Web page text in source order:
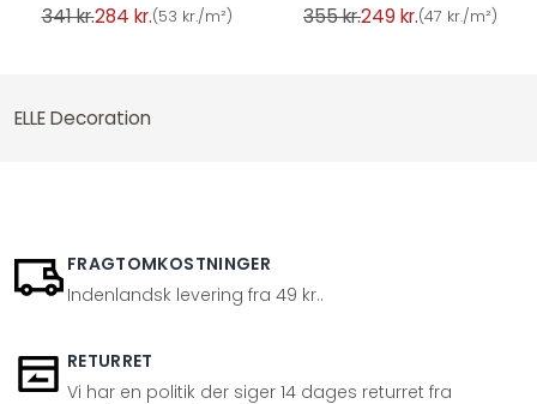
341 kr.284 kr.(53 kr./m²)
355 kr.249 kr.(47 kr./m²)
ELLE Decoration
FRAGTOMKOSTNINGER
Indenlandsk levering fra 49 kr..
RETURRET
Vi har en politik der siger 14 dages returret fra